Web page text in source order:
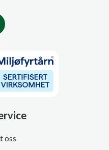
oss